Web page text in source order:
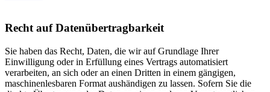
Recht auf Datenübertragbarkeit
Sie haben das Recht, Daten, die wir auf Grundlage Ihrer
Einwilligung oder in Erfüllung eines Vertrags automatisiert
verarbeiten, an sich oder an einen Dritten in einem gängigen,
maschinenlesbaren Format aushändigen zu lassen. Sofern Sie die